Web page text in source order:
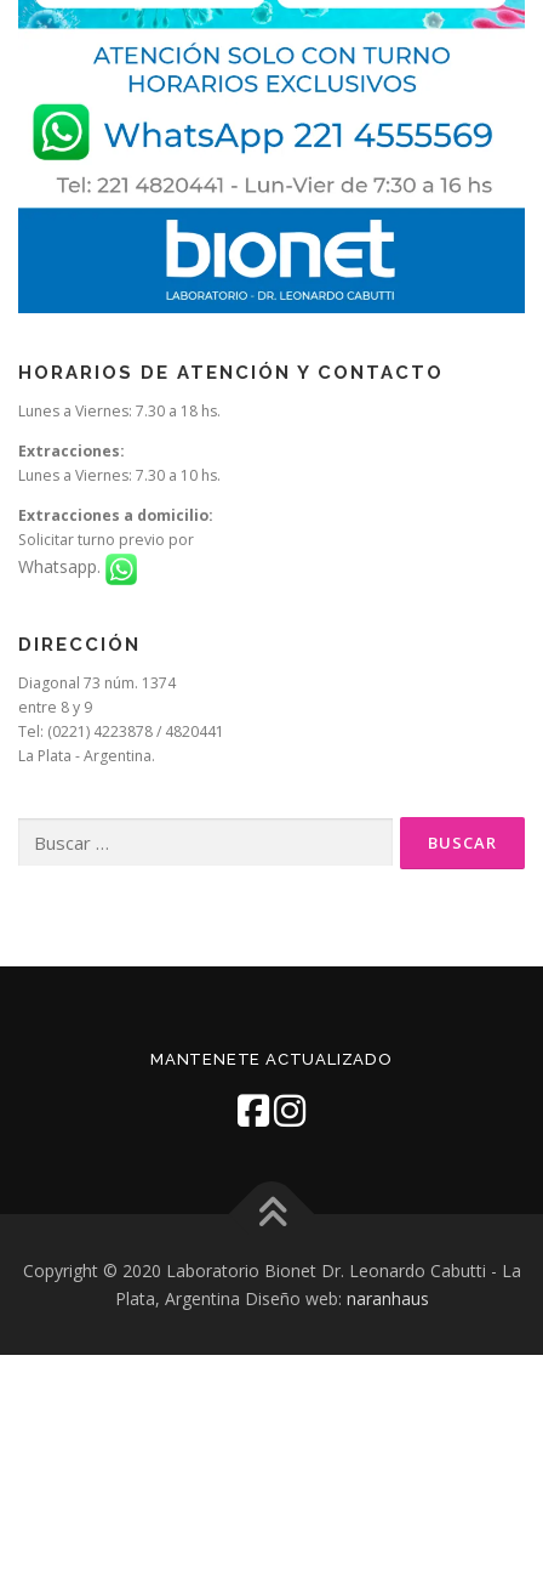
HORARIOS DE ATENCIÓN Y CONTACTO
Lunes a Viernes: 7.30 a 18 hs.
Extracciones:
Lunes a Viernes: 7.30 a 10 hs.
Extracciones a domicilio:
Solicitar turno previo por
Whatsapp.
DIRECCIÓN
Diagonal 73 núm. 1374
entre 8 y 9
Tel: (0221) 4223878 / 4820441
La Plata - Argentina.
MANTENETE ACTUALIZADO
Copyright © 2020 Laboratorio Bionet Dr. Leonardo Cabutti - La
Plata, Argentina Diseño web: naranhaus